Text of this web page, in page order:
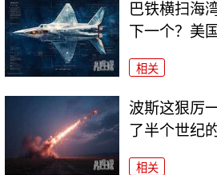
巴铁横扫海
下一个？美
相关
波斯这狠厉
了半个世纪
相关